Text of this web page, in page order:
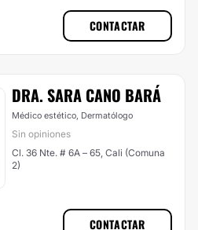
CONTACTAR
DRA. SARA CANO BARÁ
Médico estético, Dermatólogo
Sin opiniones
Cl. 36 Nte. # 6A – 65, Cali (Comuna
2)
CONTACTAR